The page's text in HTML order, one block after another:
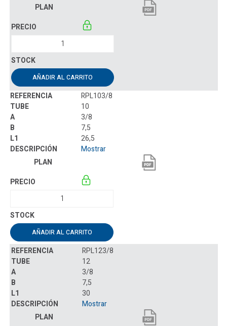
AÑADIR AL CARRITO
RPL103/8
10
3/8
7,5
26,5
Mostrar
AÑADIR AL CARRITO
RPL123/8
12
3/8
7,5
30
Mostrar